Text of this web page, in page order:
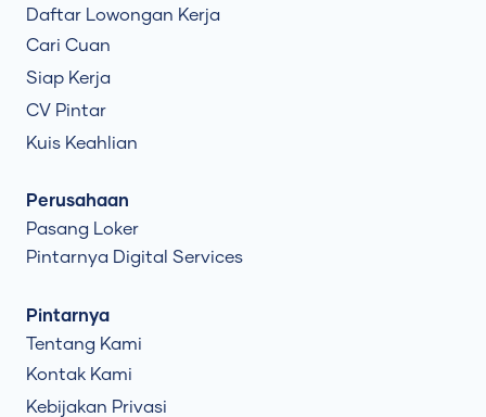
Daftar Lowongan Kerja
Cari Cuan
Siap Kerja
CV Pintar
Kuis Keahlian
Perusahaan
Pasang Loker
Pintarnya Digital Services
Pintarnya
Tentang Kami
Kontak Kami
Kebijakan Privasi